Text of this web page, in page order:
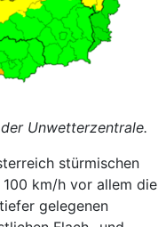
Unwetterzentrale.
stürmischen
km/h vor allem die
gelegenen